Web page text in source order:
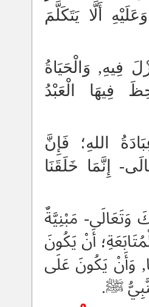
أَلَّا يَتَكَلَّمَ
فِيهِ, وَالْحَيَاةُ
فِيهَا الْعَبْدُ
اللهِ؛ فَإِنَّ
إِنَّمَا خَلَقَنَا
وَتَعَالَى- مَبْنِيَّةٌ
أَنْ يَكُونَ
وَأَنْ يَكُونَ عَلَى
ﷺ.